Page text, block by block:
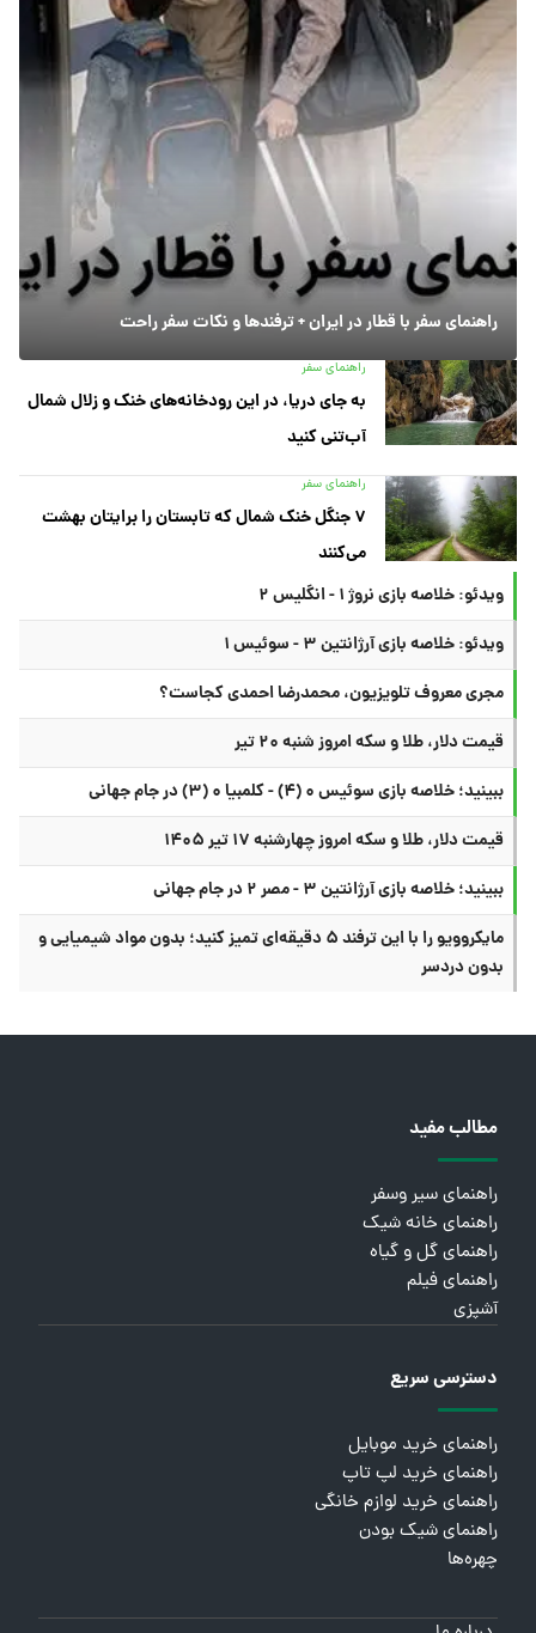
راهنمای سفر با قطار در ایران + ترفندها و نکات سفر راحت
راهنمای سفر
به جای دریا، در این رودخانه‌های خنک و زلال شمال
آب‌تنی کنید
راهنمای سفر
۷ جنگل خنک شمال که تابستان را برایتان بهشت
می‌کنند
ویدئو: خلاصه بازی نروژ ۱ - انگلیس ۲
ویدئو: خلاصه بازی آرژانتین ۳ - سوئیس ۱
مجری معروف تلویزیون، محمدرضا احمدی کجاست؟
قیمت دلار، طلا و سکه امروز شنبه ۲۰ تیر
ببینید؛ خلاصه بازی سوئیس ۰ (۴) - کلمبیا ۰ (۳) در جام جهانی
قیمت دلار، طلا و سکه امروز چهارشنبه ۱۷ تیر ۱۴۰۵
ببینید؛ خلاصه بازی آرژانتین ۳ - مصر ۲ در جام جهانی
مایکروویو را با این ترفند ۵ دقیقه‌ای تمیز کنید؛ بدون مواد شیمیایی و
بدون دردسر
مطالب مفید
راهنمای سیر وسفر
راهنمای خانه شیک
راهنمای گل و گیاه
راهنمای فیلم
آشپزی
دسترسی سریع
راهنمای خرید موبایل
راهنمای خرید لپ تاپ
راهنمای خرید لوازم خانگی
راهنمای شیک بودن
چهره‌ها